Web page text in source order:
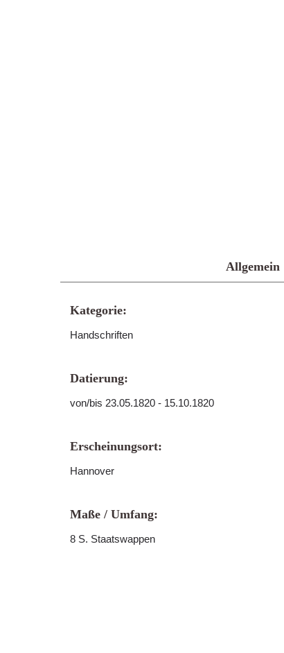
Allgemein
Kategorie:
Handschriften
Datierung:
von/bis 23.05.1820 - 15.10.1820
Erscheinungsort:
Hannover
Maße / Umfang:
8 S. Staatswappen